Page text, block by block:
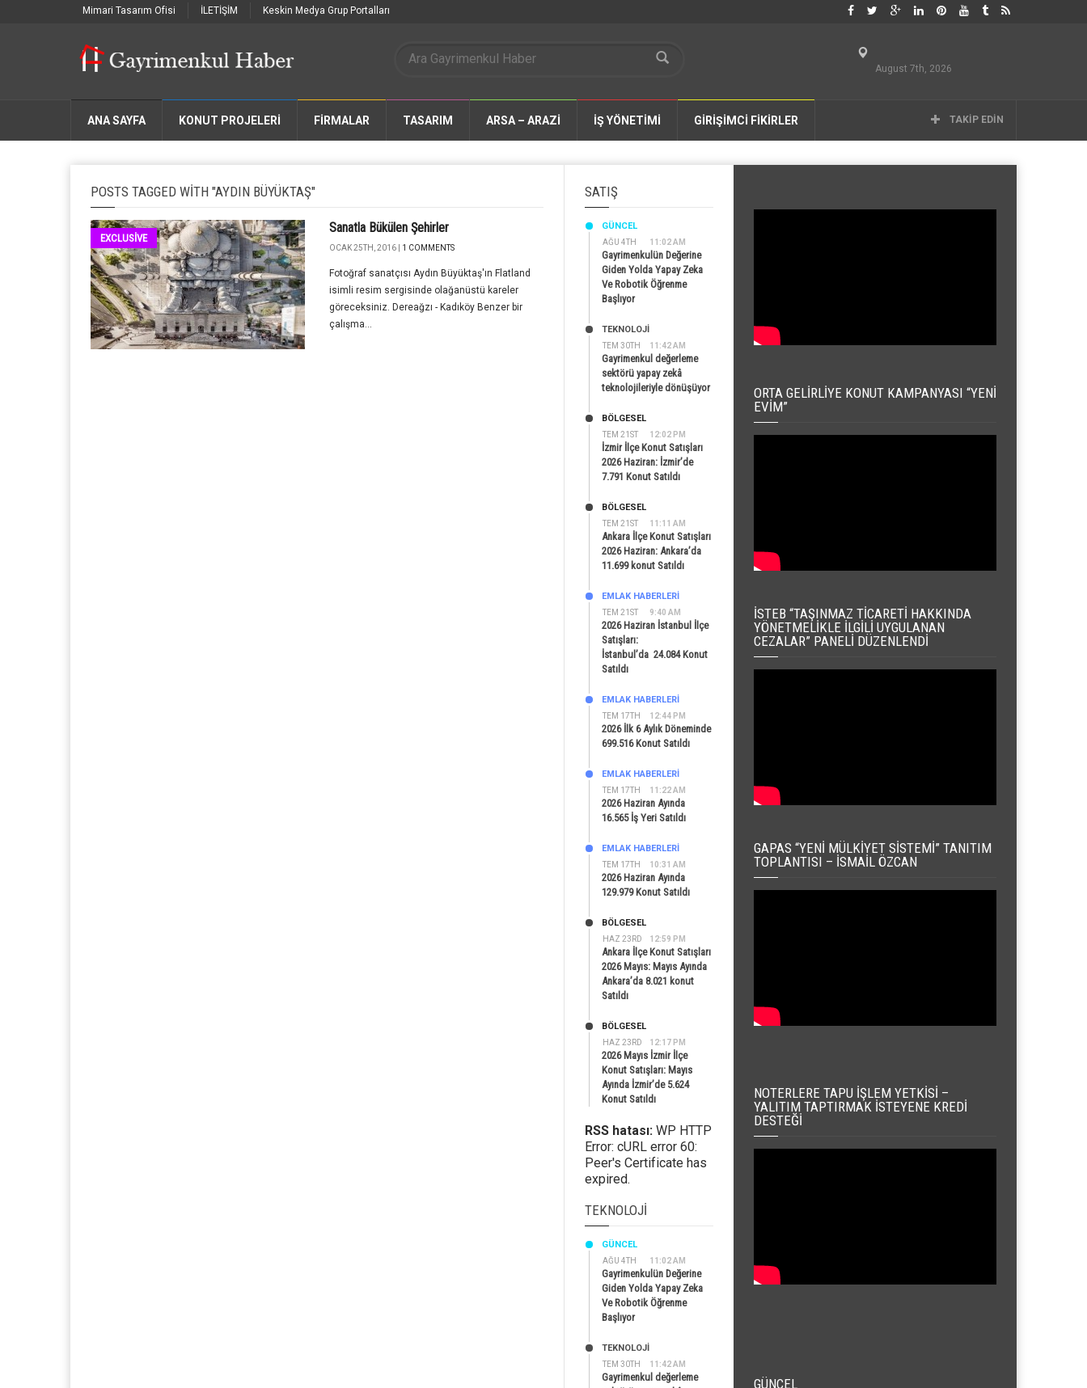
Mimari Tasarım Ofisi İLETİŞİM Keskin Medya Grup Portalları
August 7th, 2026
ANA SAYFA KONUT PROJELERİ FIRMALAR TASARIM ARSA – ARAZİ İŞ YÖNETİMİ GİRİŞİMCİ FİKİRLER TAKIP EDIN
POSTS TAGGED WITH "AYDIN BÜYÜKTAŞ"
EXCLUSİVE
Sanatla Bükülen Şehirler
OCAK 25TH, 2016 | 1 COMMENTS
Fotoğraf sanatçısı Aydın Büyüktaş'ın Flatland
isimli resim sergisinde olağanüstü kareler
göreceksiniz. Dereağzı - Kadıköy Benzer bir
çalışma...
SATIŞ
AĞU 4TH 11:02 AM
GÜNCEL
Gayrimenkulün Değerine
Giden Yolda Yapay Zeka
Ve Robotik Öğrenme
Başlıyor
TEM 30TH 11:42 AM
TEKNOLOJİ
Gayrimenkul değerleme
sektörü yapay zekâ
teknolojileriyle dönüşüyor
TEM 21ST 12:02 PM
BÖLGESEL
İzmir İlçe Konut Satışları
2026 Haziran: İzmir’de
7.791 Konut Satıldı
TEM 21ST 11:11 AM
BÖLGESEL
Ankara İlçe Konut Satışları
2026 Haziran: Ankara’da
11.699 konut Satıldı
TEM 21ST 9:40 AM
EMLAK HABERLERI
2026 Haziran İstanbul İlçe
Satışları:
İstanbul’da 24.084 Konut
Satıldı
TEM 17TH 12:44 PM
EMLAK HABERLERI
2026 İlk 6 Aylık Döneminde
699.516 Konut Satıldı
TEM 17TH 11:22 AM
EMLAK HABERLERI
2026 Haziran Ayında
16.565 İş Yeri Satıldı
TEM 17TH 10:31 AM
EMLAK HABERLERI
2026 Haziran Ayında
129.979 Konut Satıldı
HAZ 23RD 12:59 PM
BÖLGESEL
Ankara İlçe Konut Satışları
2026 Mayıs: Mayıs Ayında
Ankara’da 8.021 konut
Satıldı
HAZ 23RD 12:17 PM
BÖLGESEL
2026 Mayıs İzmir İlçe
Konut Satışları: Mayıs
Ayında İzmir’de 5.624
Konut Satıldı
RSS hatası: WP HTTP
Error: cURL error 60:
Peer's Certificate has
expired.
TEKNOLOJI
AĞU 4TH 11:02 AM
GÜNCEL
Gayrimenkulün Değerine
Giden Yolda Yapay Zeka
Ve Robotik Öğrenme
Başlıyor
TEM 30TH 11:42 AM
TEKNOLOJİ
Gayrimenkul değerleme
ORTA GELIRLIYE KONUT KAMPANYASI “YENI
EVIM”
İSTEB “TAŞINMAZ TICARETI HAKKINDA
YÖNETMELIKLE İLGILI UYGULANAN
CEZALAR” PANELI DÜZENLENDI
GAPAS “YENI MÜLKIYET SISTEMI” TANITIM
TOPLANTISI – İSMAIL ÖZCAN
NOTERLERE TAPU İŞLEM YETKISI –
YALITIM TAPTIRMAK İSTEYENE KREDI
DESTEĞI
GÜNCEL